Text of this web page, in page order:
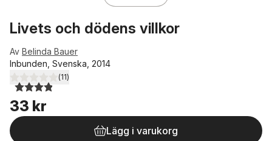
Livets och dödens villkor
Av Belinda Bauer
Inbunden, Svenska, 2014
3,9utav 5 stjärnor. Totalt antal röster:
(11)
33 kr
Lägg i varukorg